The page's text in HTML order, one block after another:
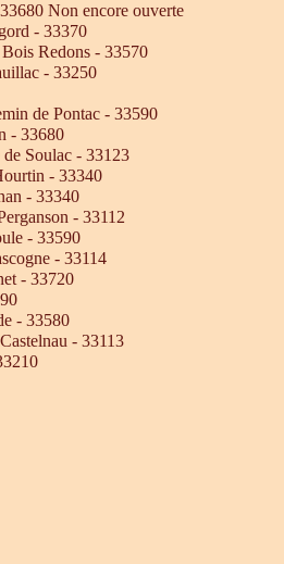
Non encore ouverte
- 33370
Redons - 33570
- 33250
de Pontac - 33590
- 33680
Soulac - 33123
- 33340
- 33340
- 33112
- 33590
- 33114
- 33720
- 33580
- 33113